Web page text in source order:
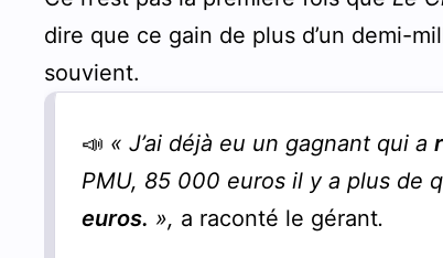
dire que ce gain de plus d’un demi-
souvient.
📣 « J’ai déjà eu un gagnant qui a
PMU, 85 000 euros il y a plus de
euros. », a raconté le gérant.